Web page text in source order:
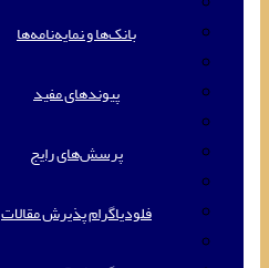
بانک‌ها و نمایه‌‌نامه‌ها
پیوندهای مفید
پرسش‌های رایج
فلودیاگرام پذیرش مقالات